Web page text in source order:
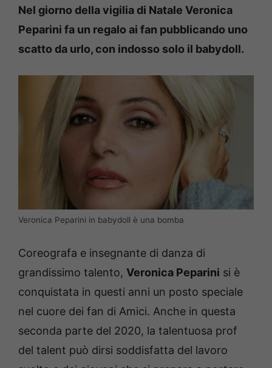
Nel giorno della vigilia di Natale Veronica
Peparini fa un regalo ai fan pubblicando uno
scatto da urlo, con indosso solo il babydoll.
Veronica Peparini in babydoll è una bomba
Coreografa e insegnante di danza di
grandissimo talento, Veronica Peparini si è
conquistata in questi anni un posto speciale
nel cuore dei fan di Amici. Anche in questa
seconda parte del 2020, la talentuosa prof
del talent può dirsi soddisfatta del lavoro